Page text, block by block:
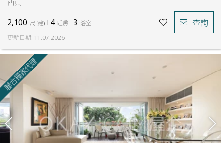
西貢
2,100 尺 (建) 4 睡房 3 浴室 查詢
更新日期: 11.07.2026
聯合獨家代理